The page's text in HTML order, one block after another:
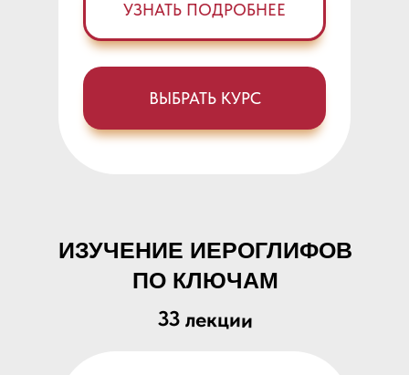
УЗНАТЬ ПОДРОБНЕЕ
ВЫБРАТЬ КУРС
ИЗУЧЕНИЕ ИЕРОГЛИФОВ
ПО КЛЮЧАМ
33 лекции